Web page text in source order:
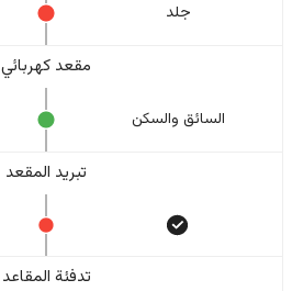
جلد
مقعد كهربائي
السائق والسکن
تبريد المقعد
تدفئة المقاعد